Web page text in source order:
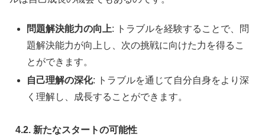
問題解決能力の向上: トラブルを経験することで、問
題解決能力が向上し、次の挑戦に向けた力を得るこ
とができます。
自己理解の深化: トラブルを通じて自分自身をより深
く理解し、成長することができます。
4.2. 新たなスタートの可能性